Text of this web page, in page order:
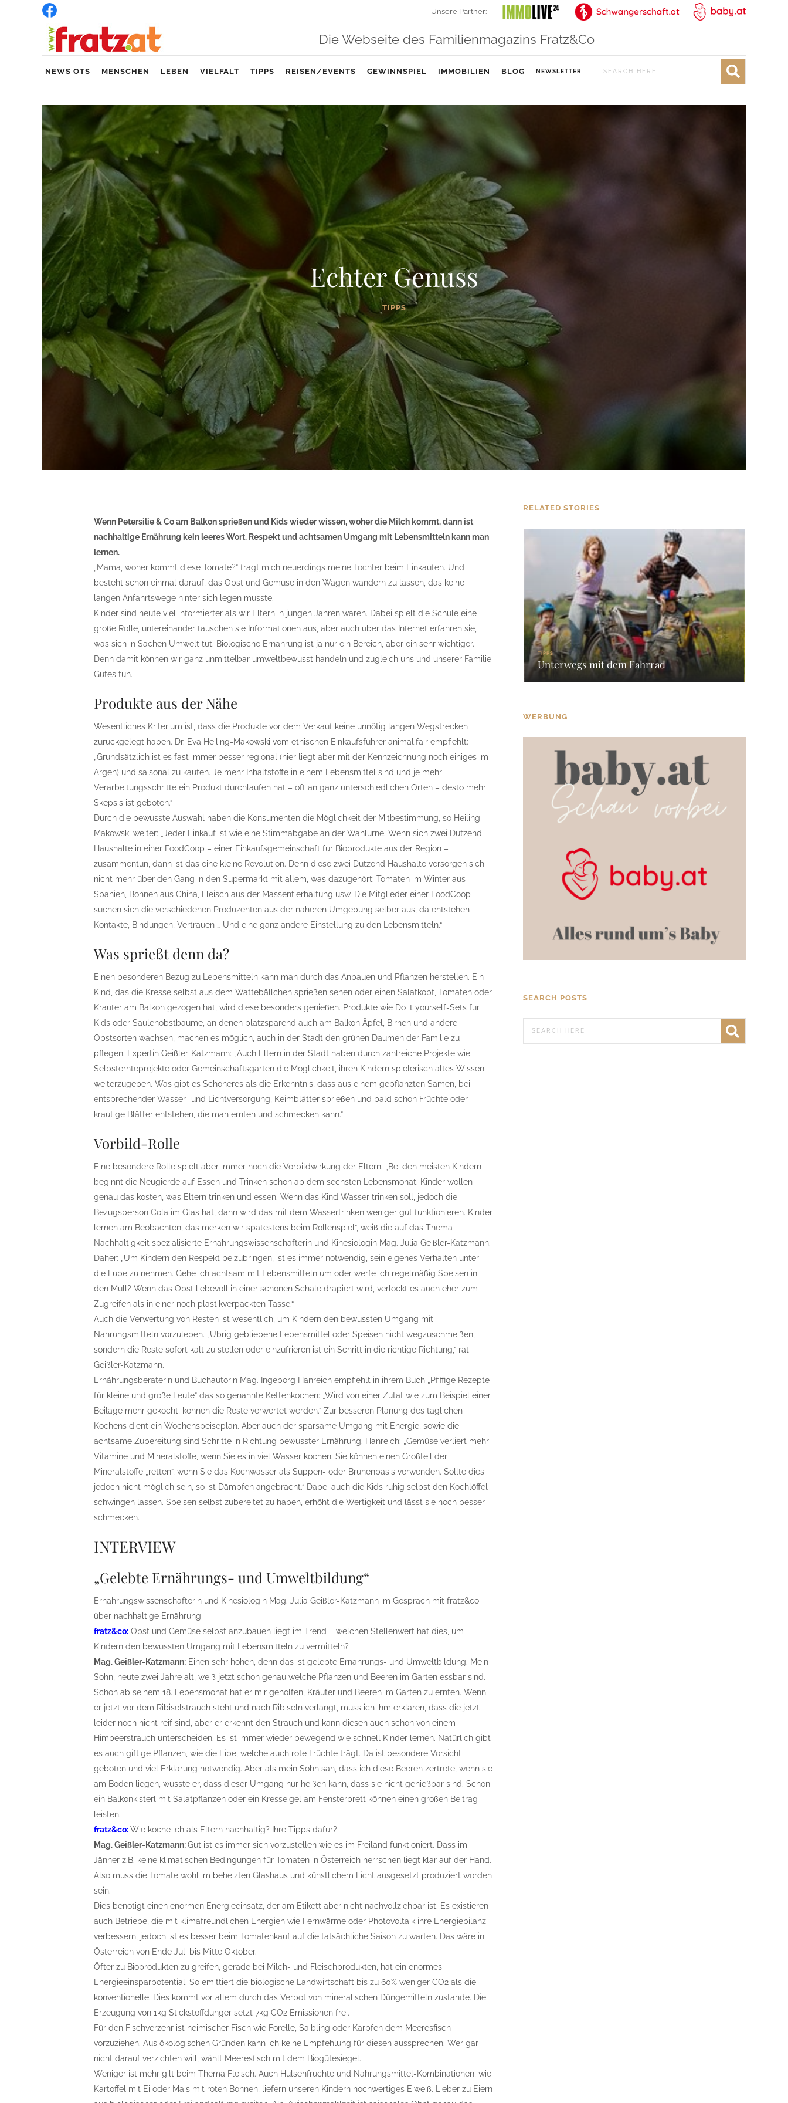
Unsere Partner:
Die Webseite des Familienmagazins Fratz&Co
NEWS OTS MENSCHEN LEBEN VIELFALT TIPPS REISEN/EVENTS GEWINNSPIEL IMMOBILIEN BLOG NEWSLETTER
Echter Genuss
TIPPS
Wenn Petersilie & Co am Balkon sprießen und Kids wieder wissen, woher die Milch kommt, dann ist
nachhaltige Ernährung kein leeres Wort. Respekt und achtsamen Umgang mit Lebensmitteln kann man
lernen.
„Mama, woher kommt diese Tomate?“ fragt mich neuerdings meine Tochter beim Einkaufen. Und
besteht schon einmal darauf, das Obst und Gemüse in den Wagen wandern zu lassen, das keine
langen Anfahrtswege hinter sich legen musste.
Kinder sind heute viel informierter als wir Eltern in jungen Jahren waren. Dabei spielt die Schule eine
große Rolle, untereinander tauschen sie Informationen aus, aber auch über das Internet erfahren sie,
was sich in Sachen Umwelt tut. Biologische Ernährung ist ja nur ein Bereich, aber ein sehr wichtiger.
Denn damit können wir ganz unmittelbar umweltbewusst handeln und zugleich uns und unserer Familie
Gutes tun.
Produkte aus der Nähe
Wesentliches Kriterium ist, dass die Produkte vor dem Verkauf keine unnötig langen Wegstrecken
zurückgelegt haben. Dr. Eva Heiling-Makowski vom ethischen Einkaufsführer animal.fair empfiehlt:
„Grundsätzlich ist es fast immer besser regional (hier liegt aber mit der Kennzeichnung noch einiges im
Argen) und saisonal zu kaufen. Je mehr Inhaltstoffe in einem Lebensmittel sind und je mehr
Verarbeitungsschritte ein Produkt durchlaufen hat – oft an ganz unterschiedlichen Orten – desto mehr
Skepsis ist geboten.“
Durch die bewusste Auswahl haben die Konsumenten die Möglichkeit der Mitbestimmung, so Heiling-
Makowski weiter: „Jeder Einkauf ist wie eine Stimmabgabe an der Wahlurne. Wenn sich zwei Dutzend
Haushalte in einer FoodCoop – einer Einkaufsgemeinschaft für Bioprodukte aus der Region –
zusammentun, dann ist das eine kleine Revolution. Denn diese zwei Dutzend Haushalte versorgen sich
nicht mehr über den Gang in den Supermarkt mit allem, was dazugehört: Tomaten im Winter aus
Spanien, Bohnen aus China, Fleisch aus der Massentierhaltung usw. Die Mitglieder einer FoodCoop
suchen sich die verschiedenen Produzenten aus der näheren Umgebung selber aus, da entstehen
Kontakte, Bindungen, Vertrauen … Und eine ganz andere Einstellung zu den Lebensmitteln.“
Was sprießt denn da?
Einen besonderen Bezug zu Lebensmitteln kann man durch das Anbauen und Pflanzen herstellen. Ein
Kind, das die Kresse selbst aus dem Wattebällchen sprießen sehen oder einen Salatkopf, Tomaten oder
Kräuter am Balkon gezogen hat, wird diese besonders genießen. Produkte wie Do it yourself-Sets für
Kids oder Säulenobstbäume, an denen platzsparend auch am Balkon Äpfel, Birnen und andere
Obstsorten wachsen, machen es möglich, auch in der Stadt den grünen Daumen der Familie zu
pflegen. Expertin Geißler-Katzmann: „Auch Eltern in der Stadt haben durch zahlreiche Projekte wie
Selbsternteprojekte oder Gemeinschaftsgärten die Möglichkeit, ihren Kindern spielerisch altes Wissen
weiterzugeben. Was gibt es Schöneres als die Erkenntnis, dass aus einem gepflanzten Samen, bei
entsprechender Wasser- und Lichtversorgung, Keimblätter sprießen und bald schon Früchte oder
krautige Blätter entstehen, die man ernten und schmecken kann.“
Vorbild-Rolle
Eine besondere Rolle spielt aber immer noch die Vorbildwirkung der Eltern. „Bei den meisten Kindern
beginnt die Neugierde auf Essen und Trinken schon ab dem sechsten Lebensmonat. Kinder wollen
genau das kosten, was Eltern trinken und essen. Wenn das Kind Wasser trinken soll, jedoch die
Bezugsperson Cola im Glas hat, dann wird das mit dem Wassertrinken weniger gut funktionieren. Kinder
lernen am Beobachten, das merken wir spätestens beim Rollenspiel“, weiß die auf das Thema
Nachhaltigkeit spezialisierte Ernährungswissenschafterin und Kinesiologin Mag. Julia Geißler-Katzmann.
Daher: „Um Kindern den Respekt beizubringen, ist es immer notwendig, sein eigenes Verhalten unter
die Lupe zu nehmen. Gehe ich achtsam mit Lebensmitteln um oder werfe ich regelmäßig Speisen in
den Müll? Wenn das Obst liebevoll in einer schönen Schale drapiert wird, verlockt es auch eher zum
Zugreifen als in einer noch plastikverpackten Tasse.“
Auch die Verwertung von Resten ist wesentlich, um Kindern den bewussten Umgang mit
Nahrungsmitteln vorzuleben. „Übrig gebliebene Lebensmittel oder Speisen nicht wegzuschmeißen,
sondern die Reste sofort kalt zu stellen oder einzufrieren ist ein Schritt in die richtige Richtung,“ rät
Geißler-Katzmann.
Ernährungsberaterin und Buchautorin Mag. Ingeborg Hanreich empfiehlt in ihrem Buch „Pfiffige Rezepte
für kleine und große Leute“ das so genannte Kettenkochen: „Wird von einer Zutat wie zum Beispiel einer
Beilage mehr gekocht, können die Reste verwertet werden.“ Zur besseren Planung des täglichen
Kochens dient ein Wochenspeiseplan. Aber auch der sparsame Umgang mit Energie, sowie die
achtsame Zubereitung sind Schritte in Richtung bewusster Ernährung. Hanreich: „Gemüse verliert mehr
Vitamine und Mineralstoffe, wenn Sie es in viel Wasser kochen. Sie können einen Großteil der
Mineralstoffe „retten“, wenn Sie das Kochwasser als Suppen- oder Brühenbasis verwenden. Sollte dies
jedoch nicht möglich sein, so ist Dämpfen angebracht.“ Dabei auch die Kids ruhig selbst den Kochlöffel
schwingen lassen. Speisen selbst zubereitet zu haben, erhöht die Wertigkeit und lässt sie noch besser
schmecken.
INTERVIEW
„Gelebte Ernährungs- und Umweltbildung“
Ernährungswissenschafterin und Kinesiologin Mag. Julia Geißler-Katzmann im Gespräch mit fratz&co
über nachhaltige Ernährung
fratz&co: Obst und Gemüse selbst anzubauen liegt im Trend – welchen Stellenwert hat dies, um
Kindern den bewussten Umgang mit Lebensmitteln zu vermitteln?
Mag. Geißler-Katzmann: Einen sehr hohen, denn das ist gelebte Ernährungs- und Umweltbildung. Mein
Sohn, heute zwei Jahre alt, weiß jetzt schon genau welche Pflanzen und Beeren im Garten essbar sind.
Schon ab seinem 18. Lebensmonat hat er mir geholfen, Kräuter und Beeren im Garten zu ernten. Wenn
er jetzt vor dem Ribiselstrauch steht und nach Ribiseln verlangt, muss ich ihm erklären, dass die jetzt
leider noch nicht reif sind, aber er erkennt den Strauch und kann diesen auch schon von einem
Himbeerstrauch unterscheiden. Es ist immer wieder bewegend wie schnell Kinder lernen. Natürlich gibt
es auch giftige Pflanzen, wie die Eibe, welche auch rote Früchte trägt. Da ist besondere Vorsicht
geboten und viel Erklärung notwendig. Aber als mein Sohn sah, dass ich diese Beeren zertrete, wenn sie
am Boden liegen, wusste er, dass dieser Umgang nur heißen kann, dass sie nicht genießbar sind. Schon
ein Balkonkisterl mit Salatpflanzen oder ein Kresseigel am Fensterbrett können einen großen Beitrag
leisten.
fratz&co:Wie koche ich als Eltern nachhaltig? Ihre Tipps dafür?
Mag. Geißler-Katzmann:Gut ist es immer sich vorzustellen wie es im Freiland funktioniert. Dass im
Jänner z.B. keine klimatischen Bedingungen für Tomaten in Österreich herrschen liegt klar auf der Hand.
Also muss die Tomate wohl im beheizten Glashaus und künstlichem Licht ausgesetzt produziert worden
sein.
Dies benötigt einen enormen Energieeinsatz, der am Etikett aber nicht nachvollziehbar ist. Es existieren
auch Betriebe, die mit klimafreundlichen Energien wie Fernwärme oder Photovoltaik ihre Energiebilanz
verbessern, jedoch ist es besser beim Tomatenkauf auf die tatsächliche Saison zu warten. Das wäre in
Österreich von Ende Juli bis Mitte Oktober.
Öfter zu Bioprodukten zu greifen, gerade bei Milch- und Fleischprodukten, hat ein enormes
Energieeinsparpotential. So emittiert die biologische Landwirtschaft bis zu 60% weniger CO2 als die
konventionelle. Dies kommt vor allem durch das Verbot von mineralischen Düngemitteln zustande. Die
Erzeugung von 1kg Stickstoffdünger setzt 7kg CO2 Emissionen frei.
Für den Fischverzehr ist heimischer Fisch wie Forelle, Saibling oder Karpfen dem Meeresfisch
vorzuziehen. Aus ökologischen Gründen kann ich keine Empfehlung für diesen aussprechen. Wer gar
nicht darauf verzichten will, wählt Meeresfisch mit dem Biogütesiegel.
Weniger ist mehr gilt beim Thema Fleisch. Auch Hülsenfrüchte und Nahrungsmittel-Kombinationen, wie
Kartoffel mit Ei oder Mais mit roten Bohnen, liefern unseren Kindern hochwertiges Eiweiß. Lieber zu Eiern
RELATED STORIES
TIPPS
Unterwegs mit dem Fahrrad
WERBUNG
SEARCH POSTS